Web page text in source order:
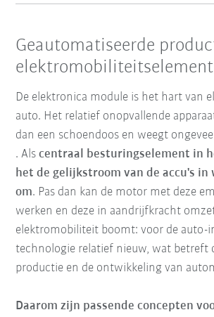
Geautomatiseerde
elektromobiliteitselement
De elektronica module is het hart van
auto. Het relatief onopvallende
dan een schoendoos en weegt
. Als centraal besturingselement in
het de gelijkstroom van de accu's in
om. Pas dan kan de motor met deze
werken en deze in aandrijfkracht
elektromobiliteit boomt: voor de auto-
technologie relatief nieuw, wat betreft
productie en de ontwikkeling van
Daarom zijn passende concepten